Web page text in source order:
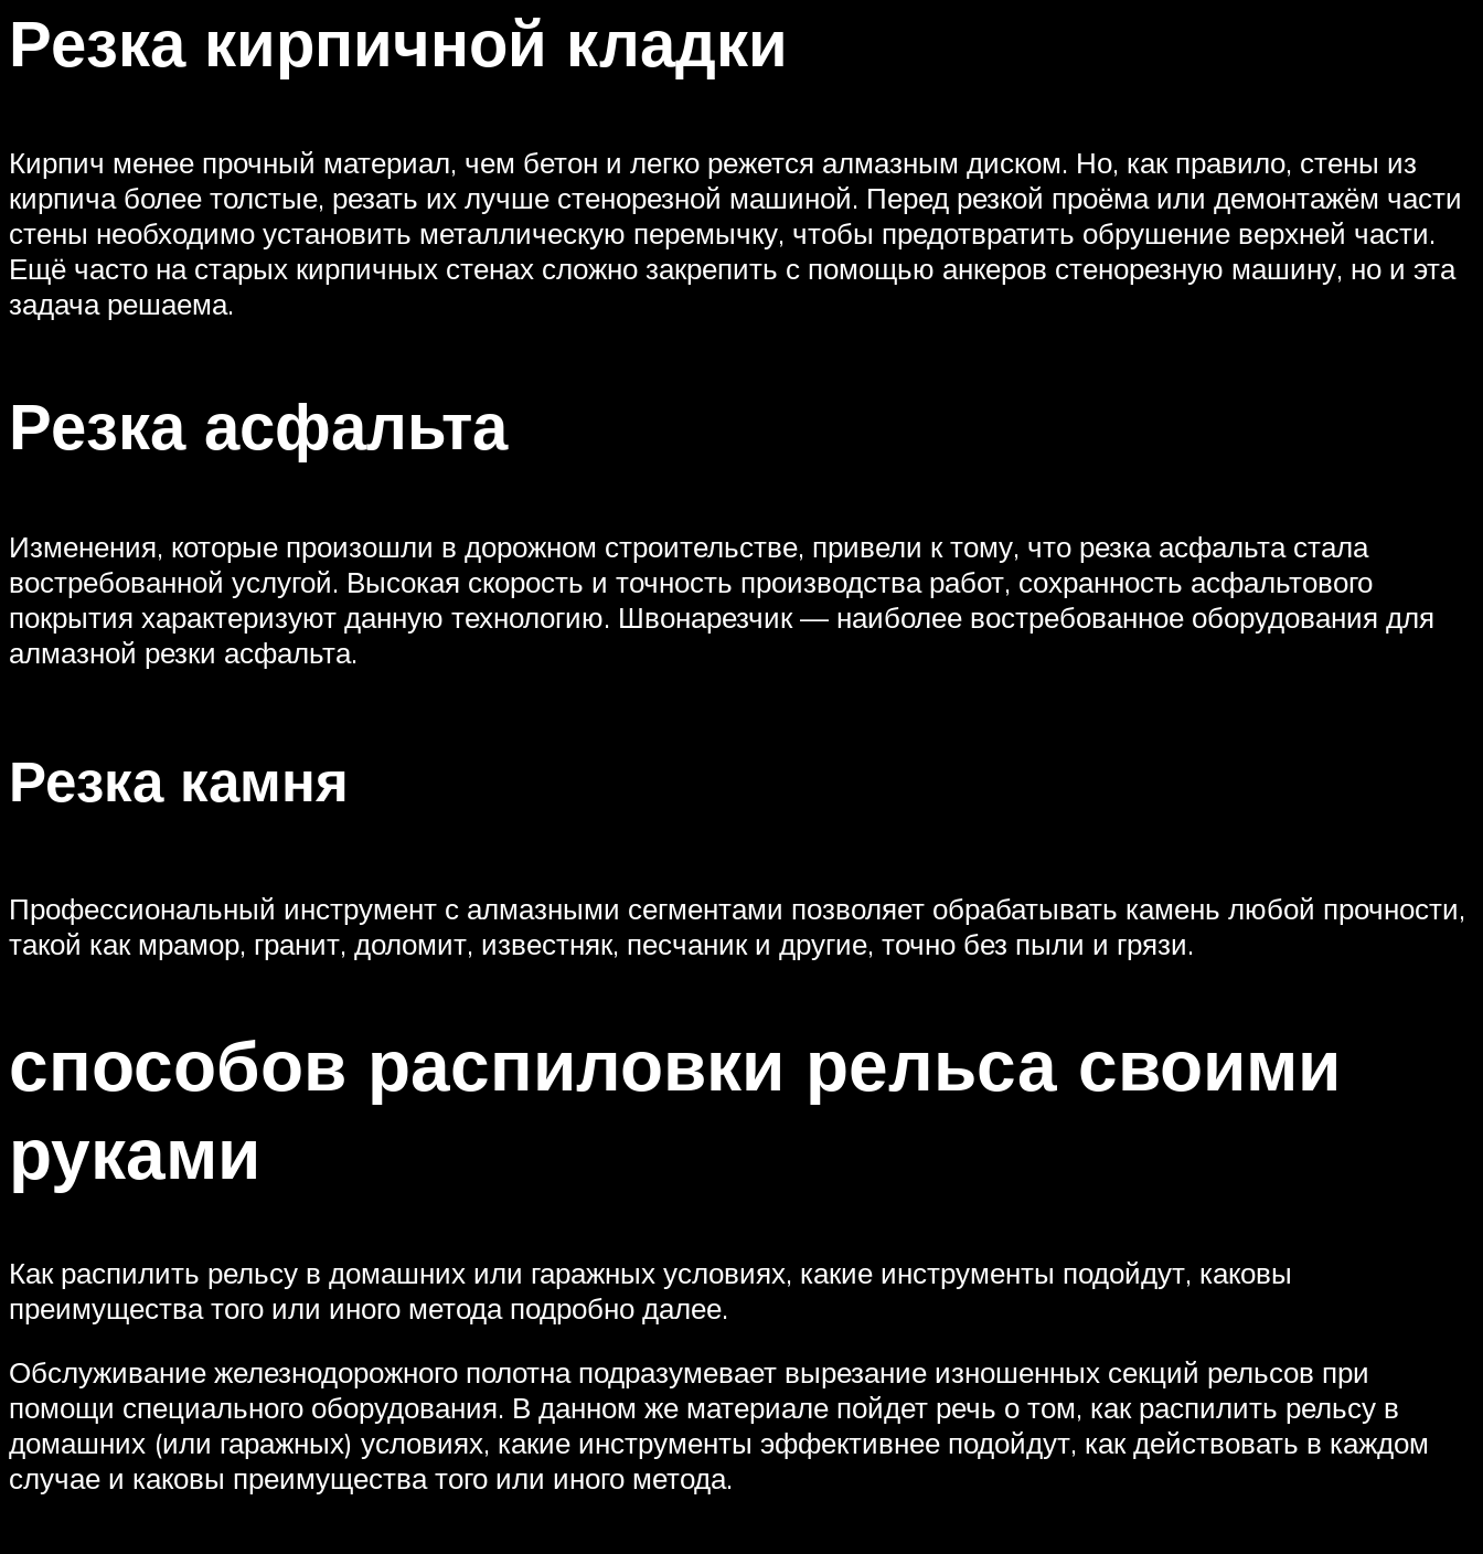
Резка кирпичной кладки
Кирпич менее прочный материал, чем бетон и легко режется алмазным диском. Но, как правило, стены из
кирпича более толстые, резать их лучше стенорезной машиной. Перед резкой проёма или демонтажём части
стены необходимо установить металлическую перемычку, чтобы предотвратить обрушение верхней части.
Ещё часто на старых кирпичных стенах сложно закрепить с помощью анкеров стенорезную машину, но и эта
задача решаема.
Резка асфальта
Изменения, которые произошли в дорожном строительстве, привели к тому, что резка асфальта стала
востребованной услугой. Высокая скорость и точность производства работ, сохранность асфальтового
покрытия характеризуют данную технологию. Швонарезчик — наиболее востребованное оборудования для
алмазной резки асфальта.
Резка камня
Профессиональный инструмент с алмазными сегментами позволяет обрабатывать камень любой прочности,
такой как мрамор, гранит, доломит, известняк, песчаник и другие, точно без пыли и грязи.
способов распиловки рельса своими
руками
Как распилить рельсу в домашних или гаражных условиях, какие инструменты подойдут, каковы
преимущества того или иного метода подробно далее.
Обслуживание железнодорожного полотна подразумевает вырезание изношенных секций рельсов при
помощи специального оборудования. В данном же материале пойдет речь о том, как распилить рельсу в
домашних (или гаражных) условиях, какие инструменты эффективнее подойдут, как действовать в каждом
случае и каковы преимущества того или иного метода.